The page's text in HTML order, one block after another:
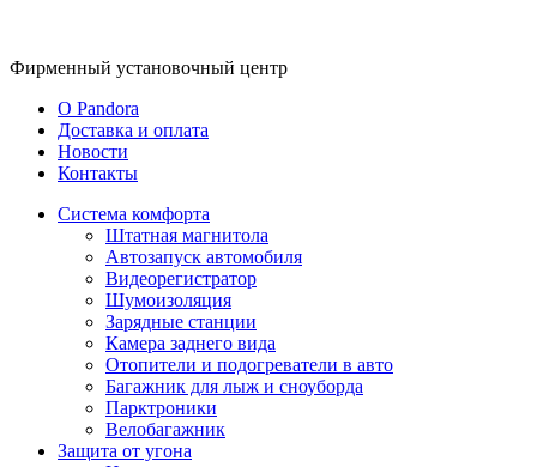
Фирменный установочный центр
O Pandora
Доставка и оплата
Новости
Контакты
Система комфорта
Штатная магнитола
Автозапуск автомобиля
Видеорегистратор
Шумоизоляция
Зарядные станции
Камера заднего вида
Отопители и подогреватели в авто
Багажник для лыж и сноуборда
Парктроники
Велобагажник
Защита от угона